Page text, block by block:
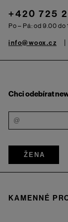
+420 725
Po – Pá: od 9.00 do
info@woox.cz
Chci odebírat
ŽENA
KAMENNÉ